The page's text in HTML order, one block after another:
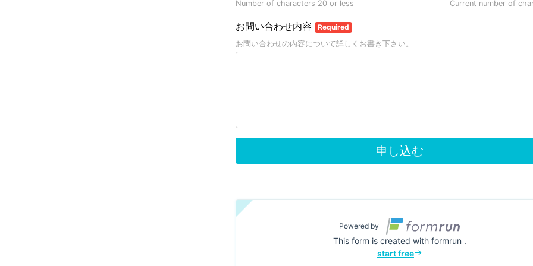
Number of characters 20 or less Current number of
お問い合わせ内容 Required
お問い合わせの内容について詳しくお書き下さい。
申し込む
Powered by
This form is created with formrun .
start free